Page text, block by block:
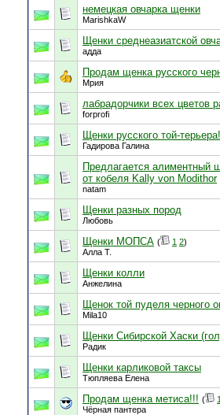
немецкая овчарка щенки
MarishkaW
Щенки среднеазиатской
адда
Продам щенка русского
Мрия
лабрадорчики всех цветов
forprofi
Щенки русского той-терьера!
Гадирова Галина
Предлагается алиментный
от кобеля Kally von Modithor
natam
Щенки разных пород
Любовь
Щенки МОПСА ( 1 2)
Алла Т.
Щенки колли
Анжелина
Щенок той пуделя черного
Mila10
Щенки Сибирской Хаски
Радик
Щенки карликовой таксы
Тюпляева Елена
Продам щенка метиса!!! ( 1
Чёрная пантера